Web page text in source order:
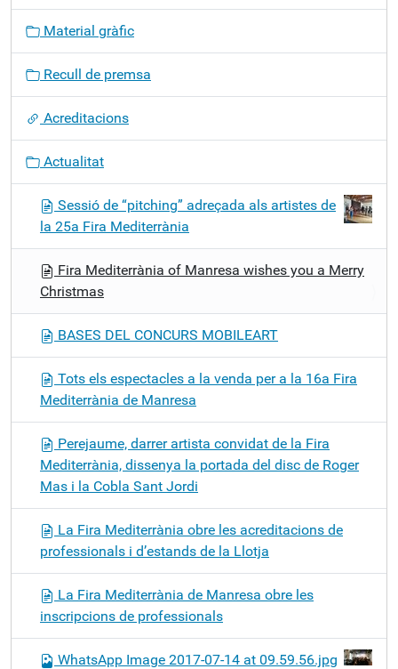
ó
Material gràfic
Recull de premsa
Acreditacions
Actualitat
Sessió de “pitching” adreçada als artistes de
la 25a Fira Mediterrània
Fira Mediterrània of Manresa wishes you a Merry
Christmas
BASES DEL CONCURS MOBILEART
Tots els espectacles a la venda per a la 16a Fira
Mediterrània de Manresa
Perejaume, darrer artista convidat de la Fira
Mediterrània, dissenya la portada del disc de Roger
Mas i la Cobla Sant Jordi
La Fira Mediterrània obre les acreditacions de
professionals i d’estands de la Llotja
La Fira Mediterrània de Manresa obre les
inscripcions de professionals
WhatsApp Image 2017-07-14 at 09.59.56.jpg